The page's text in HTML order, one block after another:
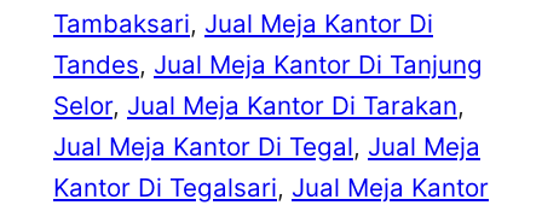
Tambaksari, Jual Meja Kantor Di
Tandes, Jual Meja Kantor Di Tanjung
Selor, Jual Meja Kantor Di Tarakan
Jual Meja Kantor Di Tegal, Jual Meja
Kantor Di Tegalsari, Jual Meja Kantor